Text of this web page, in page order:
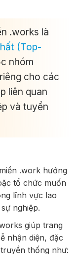
.works là
(Top-
nhóm
cho các
liên quan
và tuyển
.work hướng
tổ chức muốn
lĩnh vực lao
nghiệp.
giúp trang
nhận diện, đặc
thống như: